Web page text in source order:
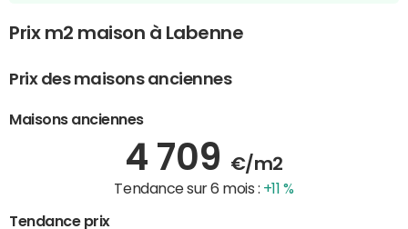
Prix m2 maison à Labenne
Prix des maisons anciennes
Maisons anciennes
4 709 €/m2
Tendance sur 6 mois : +11 %
Tendance prix